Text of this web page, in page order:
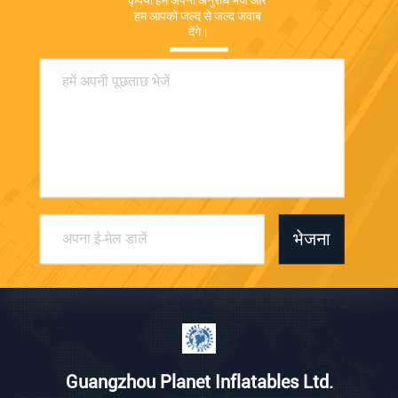
हम आपको जल्द से जल्द जवाब
देंगे।
भेजना
Guangzhou Planet Inflatables Ltd.